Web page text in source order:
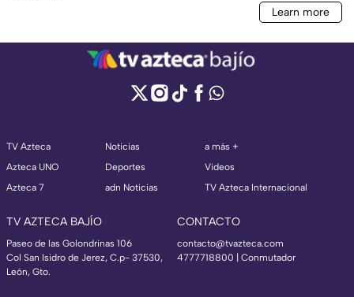
TV Azteca
Azteca UNO
Azteca 7
Noticias
Deportes
adn Noticias
a más +
Videos
TV Azteca Internacional
TV AZTECA BAJÍO
Paseo de las Golondrinas 106
Col San Isidro de Jerez, C.p- 37530,
León, Gto.
CONTACTO
contacto@tvazteca.com
4777718800 | Conmutador